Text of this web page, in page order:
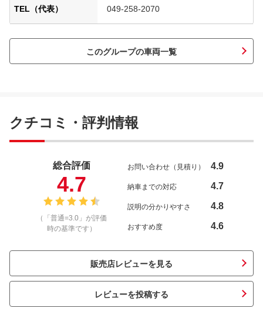
TEL（代表） 049-258-2070
このグループの車両一覧
クチコミ・評判情報
総合評価
4.7
（「普通=3.0」が評価
時の基準です）
お問い合わせ（見積り） 4.9
納車までの対応 4.7
説明の分かりやすさ 4.8
おすすめ度 4.6
販売店レビューを見る
レビューを投稿する